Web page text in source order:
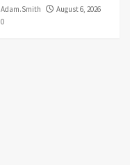
Adam.Smith
August 6, 2026
0